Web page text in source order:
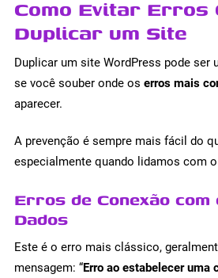
Como Evitar Erros
Duplicar um Site
Duplicar um site WordPress pode ser
se você souber onde os erros mais
aparecer.
A prevenção é sempre mais fácil do
especialmente quando lidamos com
Erros de Conexão com
Dados
Este é o erro mais clássico,
mensagem: “Erro ao estabelecer uma